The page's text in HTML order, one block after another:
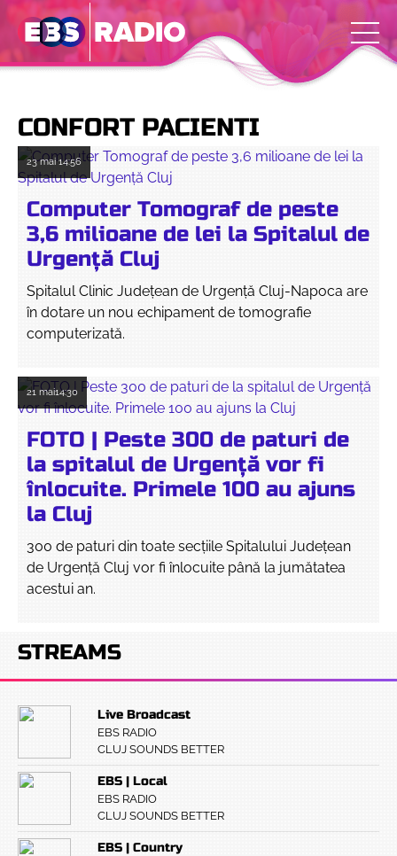
CONFORT PACIENTI
23 mai14:56
Computer Tomograf de peste
3,6 milioane de lei la Spitalul de
Urgență Cluj
Spitalul Clinic Județean de Urgență Cluj-Napoca are
în dotare un nou echipament de tomografie
computerizată.
21 mai14:30
FOTO | Peste 300 de paturi de
la spitalul de Urgență vor fi
înlocuite. Primele 100 au ajuns
la Cluj
300 de paturi din toate secțiile Spitalului Județean
de Urgență Cluj vor fi înlocuite până la jumătatea
acestui an.
STREAMS
Live Broadcast
EBS RADIO
CLUJ SOUNDS BETTER
EBS | Local
EBS RADIO
CLUJ SOUNDS BETTER
EBS | Country